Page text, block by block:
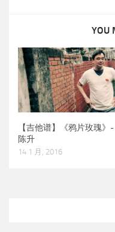
YOU
【吉他谱】《鸦片玫瑰》-
陈升
14 1 月, 2016